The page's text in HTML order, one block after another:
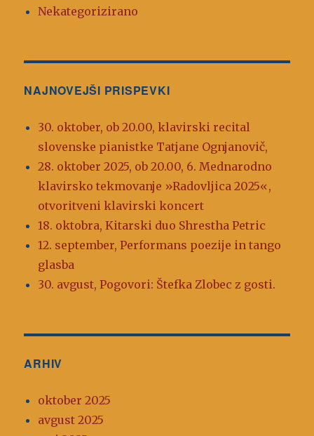
Nekategorizirano
NAJNOVEJŠI PRISPEVKI
30. oktober, ob 20.00, klavirski recital
slovenske pianistke Tatjane Ognjanovič,
28. oktober 2025, ob 20.00, 6. Mednarodno
klavirsko tekmovanje »Radovljica 2025«,
otvoritveni klavirski koncert
18. oktobra, Kitarski duo Shrestha Petric
12. september, Performans poezije in tango
glasba
30. avgust, Pogovori: Štefka Zlobec z gosti.
ARHIV
oktober 2025
avgust 2025